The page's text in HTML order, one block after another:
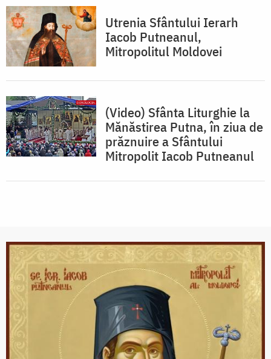
Utrenia Sfântului Ierarh
Iacob Putneanul,
Mitropolitul Moldovei
(Video) Sfânta Liturghie la
Mănăstirea Putna, în ziua de
prăznuire a Sfântului
Mitropolit Iacob Putneanul